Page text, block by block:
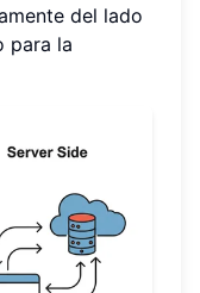
del lado
para la